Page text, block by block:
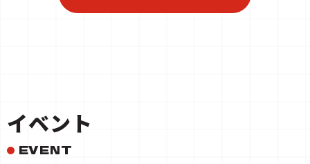
イベント
EVENT